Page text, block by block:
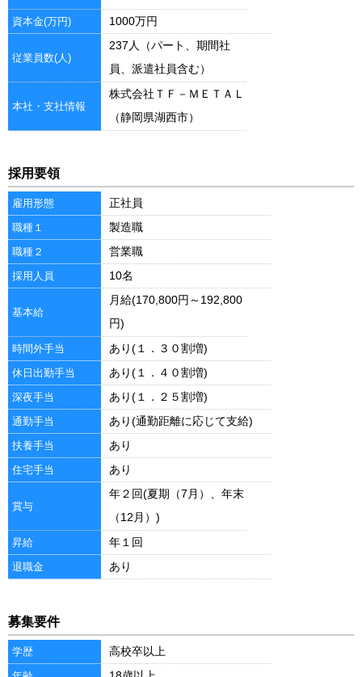
資本金(万円) 1000万円
従業員数(人)
237人（パート、期間社
員、派遣社員含む）
本社・支社情報
株式会社ＴＦ－ＭＥＴＡＬ
（静岡県湖西市）
採用要領
雇用形態 正社員
職種１ 製造職
職種２ 営業職
採用人員 10名
基本給
月給(170,800円～192,800
円)
時間外手当 あり(１．３０割増)
休日出勤手当 あり(１．４０割増)
深夜手当 あり(１．２５割増)
通勤手当 あり(通勤距離に応じて支給)
扶養手当 あり
住宅手当 あり
賞与
年２回(夏期（7月）、年末
（12月）)
昇給 年１回
退職金 あり
募集要件
学歴 高校卒以上